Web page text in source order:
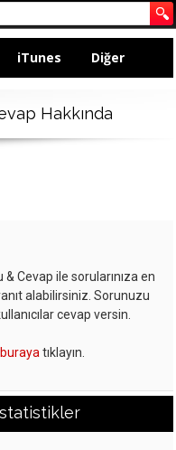
iTunes Diğer
Hakkında
Cevap ile sorularınıza en
alabilirsiniz. Sorunuzu
cevap versin.
buraya tıklayın.